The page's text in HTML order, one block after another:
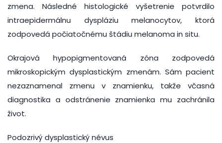
zmena. Následné histologické vyšetrenie potvrdilo
intraepidermálnu dyspláziu melanocytov, ktorá
zodpovedá počiatočnému štádiu melanoma in situ.
Okrajová hypopigmentovaná zóna zodpovedá
mikroskopickým dysplastickým zmenám. Sám pacient
nezaznamenal zmenu v znamienku, takže včasná
diagnostika a odstránenie znamienka mu zachránila
život.
Podozrivý dysplastický névus